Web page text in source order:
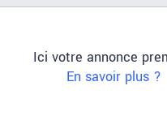
Ici votre annonce
En savoir plus ?